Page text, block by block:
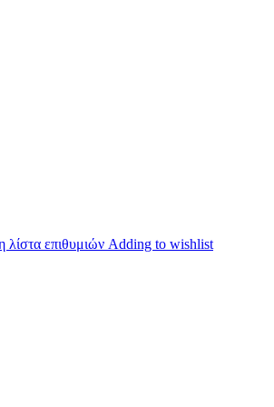
επιθυμιών Adding to wishlist